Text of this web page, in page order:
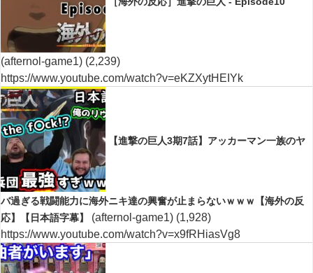
(afternol-game1) (2,239)
https://www.youtube.com/watch?v=eKZXytHEIYk
【進撃の巨人3期7話】アッカーマン一族のヤ
バ過ぎる戦闘能力に海外ニキ達の興奮が止まらないｗｗｗ【海外の反
応】【日本語字幕】
(afternol-game1) (1,928)
https://www.youtube.com/watch?v=x9fRHiasVg8